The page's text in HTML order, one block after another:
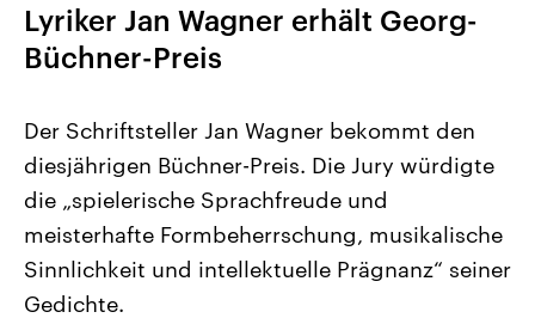
Landtagswahl Sachsen-Anhalt
2026
Alle Informationen
Sachsen-Anhalt wählt am 6.
September 2026 einen neuen
Landtag. Seit 2021 wird das
Bundesland von einer Koalition aus
USA
Aktuelle Beiträge,
Hintergründe
Wirtschaftlich und
gehören die Vereinigten
den mächtigsten Ländern
Lyriker Jan Wagner erhält Georg-
Büchner-Preis
Der Schriftsteller Jan Wagner bekommt den
diesjährigen Büchner-Preis. Die Jury würdigte
die „spielerische Sprachfreude und
meisterhafte Formbeherrschung, musikalische
Sinnlichkeit und intellektuelle Prägnanz“ seiner
Gedichte.